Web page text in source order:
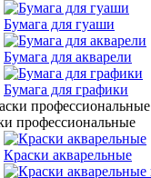
Бумага для гуаши
Бумага для акварели
Бумага для графики
профессиональные
Краски акварельные